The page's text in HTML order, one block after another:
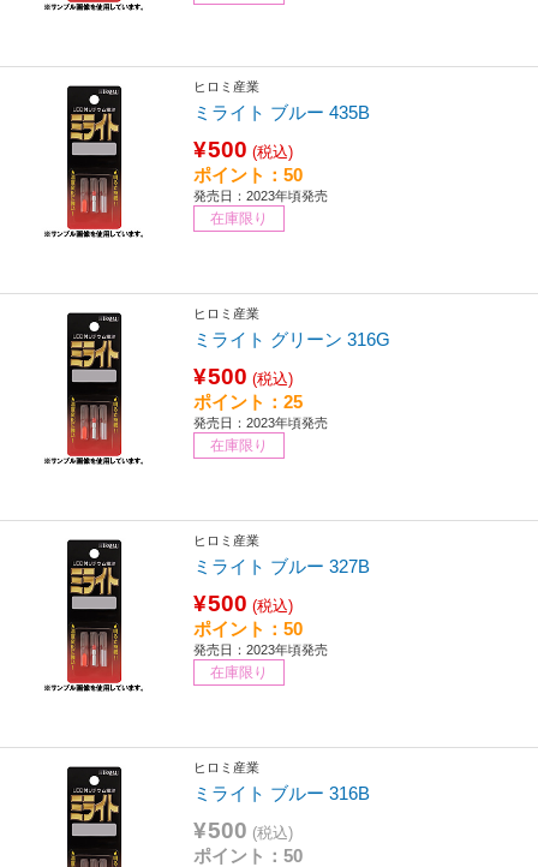
ヒロミ産業
ミライト ブルー 435B
¥500 (税込)
ポイント：50
発売日：2023年頃発売
在庫限り
ヒロミ産業
ミライト グリーン 316G
¥500 (税込)
ポイント：25
発売日：2023年頃発売
在庫限り
ヒロミ産業
ミライト ブルー 327B
¥500 (税込)
ポイント：50
発売日：2023年頃発売
在庫限り
ヒロミ産業
ミライト ブルー 316B
¥500 (税込)
ポイント：50